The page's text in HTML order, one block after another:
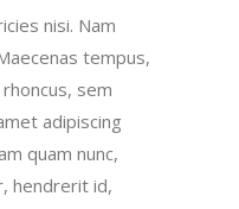
nisi. Nam
tempus,
sem
adipiscing
quam nunc,
hendrerit id,